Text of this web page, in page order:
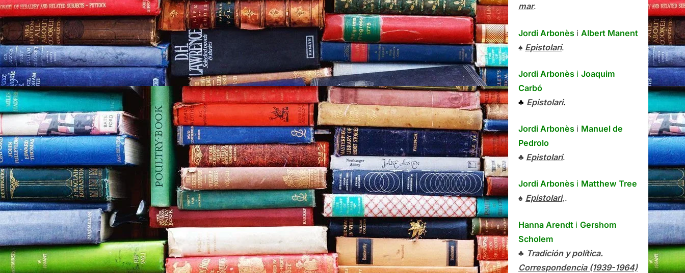
mar.
Jordi Arbonès i Albert Manent
♠ Epistolari.
Jordi Arbonès i Joaquim
Carbó
♣ Epistolari.
Jordi Arbonès i Manuel de
Pedrolo
♣ Epistolari.
Jordi Arbonès i Matthew Tree
♠ Epistolari,.
Hanna Arendt i Gershom
Scholem
♣ Tradición y política.
Correspondencia (1939-1964)